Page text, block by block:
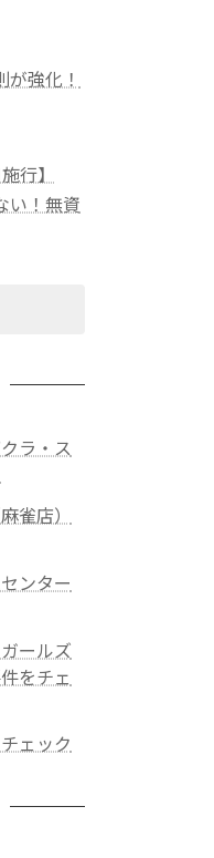
が強化！
行】
い！無資
ラ・ス
雀店）
ンター
ールズ
をチェ
ェック